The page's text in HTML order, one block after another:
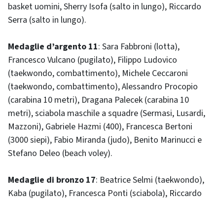
basket uomini, Sherry Isofa (salto in lungo), Riccardo
Serra (salto in lungo).
Medaglie d’argento 11: Sara Fabbroni (lotta),
Francesco Vulcano (pugilato), Filippo Ludovico
(taekwondo, combattimento), Michele Ceccaroni
(taekwondo, combattimento), Alessandro Procopio
(carabina 10 metri), Dragana Palecek (carabina 10
metri), sciabola maschile a squadre (Sermasi, Lusardi,
Mazzoni), Gabriele Hazmi (400), Francesca Bertoni
(3000 siepi), Fabio Miranda (judo), Benito Marinucci e
Stefano Deleo (beach voley).
Medaglie di bronzo 17: Beatrice Selmi (taekwondo),
Kaba (pugilato), Francesca Ponti (sciabola), Riccardo